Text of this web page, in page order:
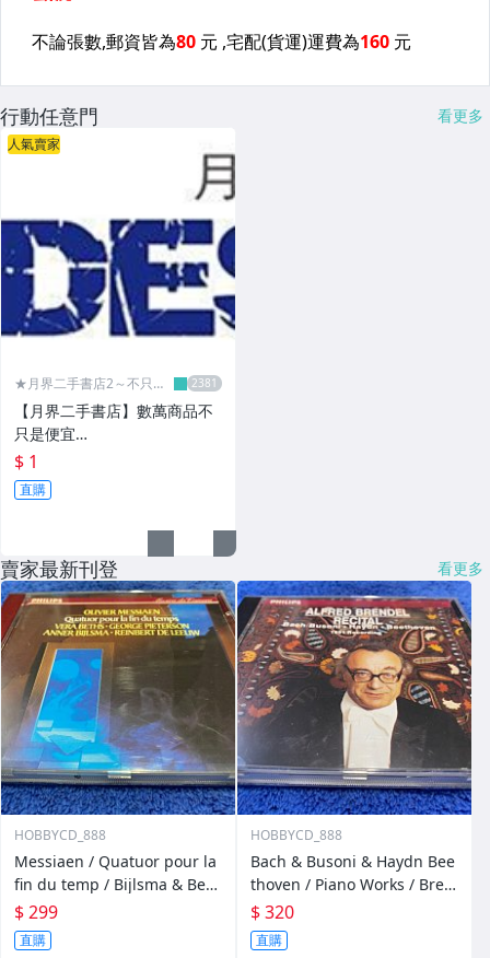
行動任意門 看更多
人氣賣家
★月界二手書店2～不只是
【月界二手書店】數萬商品不
只是便宜…
$ 1
直購
賣家最新刊登 看更多
HOBBYCD_888
Messiaen / Quatuor pour la
fin du temp / Bijlsma & Beth
s & Pieterson & De Leeuw
$ 299
直購
HOBBYCD_888
Bach & Busoni & Haydn Bee
thoven / Piano Works / Bren
del
$ 320
直購